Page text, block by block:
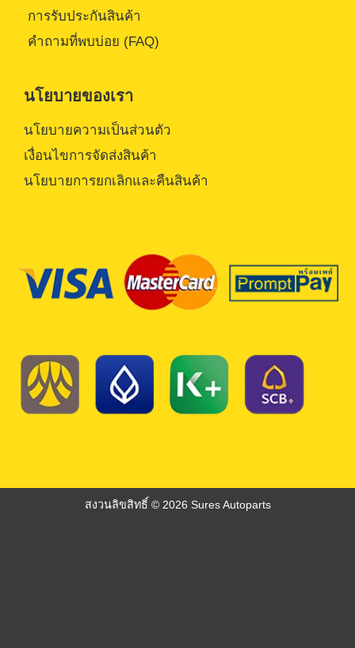
การรับประกันสินค้า
คำถามที่พบบ่อย (FAQ)
นโยบายของเรา
นโยบายความเป็นส่วนตัว
เงื่อนไขการจัดส่งสินค้า
นโยบายการยกเลิกและคืนสินค้า
สงวนลิขสิทธิ์ © 2026 Sures Autoparts